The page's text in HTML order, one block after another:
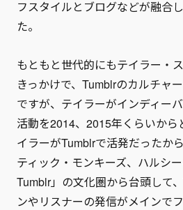
フスタイルとブログなどが融合
た。
もともと世代的にもテイラー・
きっかけで、Tumblrのカルチャ
ですが、テイラーがインディー
活動を2014、2015年くらいか
イラーがTumblrで活発だったか
ティック・モンキーズ、ハルシ
Tumblr」の文化圏から台頭して
ンやリスナーの発信がメインで